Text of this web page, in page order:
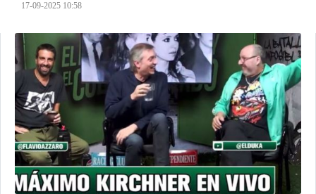
17-09-2025 10:58